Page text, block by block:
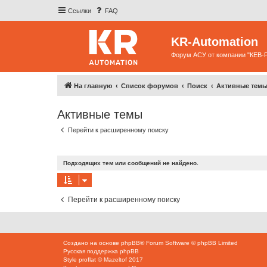
Ссылки FAQ
KR-Automation
Форум АСУ от компании "КЕВ-
На главную Список форумов Поиск Активные темы
Активные темы
Перейти к расширенному поиску
Подходящих тем или сообщений не найдено.
Перейти к расширенному поиску
Создано на основе phpBB® Forum Software © phpBB Limited
Русская поддержка phpBB
Style proflat ©Mazeltof 2017